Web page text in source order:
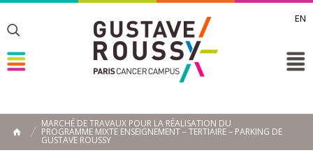
EN
Toggle
Toggle
ACCUEIL
MARCHÉ DE TRAVAUX POUR LA RÉALISATION DU
PROGRAMME MIXTE ENSEIGNEMENT – TERTIAIRE – PARKING DE
GUSTAVE ROUSSY